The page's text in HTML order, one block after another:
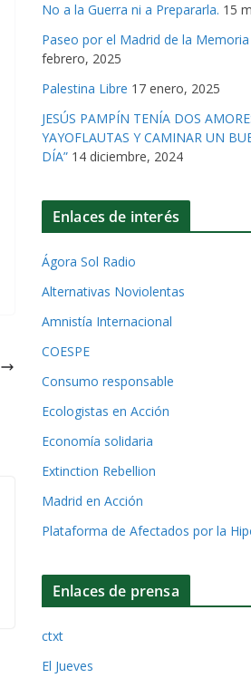
No a la Guerra ni a Prepararla. 15
Paseo por el Madrid de la
febrero, 2025
Palestina Libre 17 enero, 2025
JESÚS PAMPÍN TENÍA DOS
YAYOFLAUTAS Y CAMINAR UN
DÍA” 14 diciembre, 2024
Enlaces de interés
Ágora Sol Radio
Alternativas Noviolentas
Amnistía Internacional
COESPE
Consumo responsable
Ecologistas en Acción
Economía solidaria
Extinction Rebellion
Madrid en Acción
Plataforma de Afectados por la
Enlaces de prensa
ctxt
El Jueves